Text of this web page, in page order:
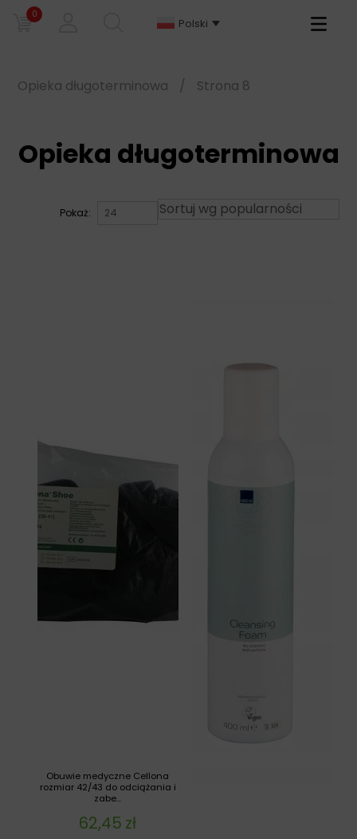
0
Polski
Primary
Opieka długoterminowa / Strona 8
Opieka długoterminowa
Pokaż:
Obuwie medyczne Cellona
rozmiar 42/43 do odciążania i
zabe...
62,45 zł